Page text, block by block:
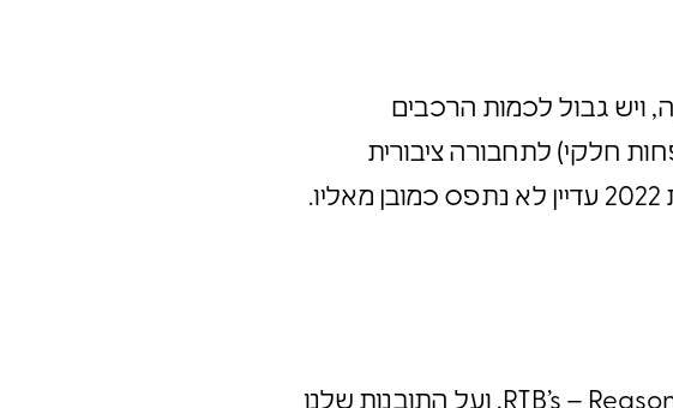
ויש גבול לכמות הרכבים
חלקי) לתחבורה ציבורית
שיכולה לשנע בו זמנית אנשים רבים. אבל ויתור על הרכב הפרטי בישראל של שנת 2022 עדיין לא נתפס כמובן מאליו.